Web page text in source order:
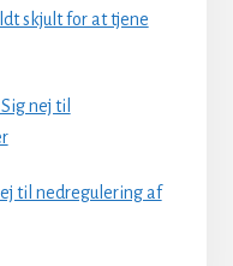
skjult for at tjene
nej til
til nedregulering af